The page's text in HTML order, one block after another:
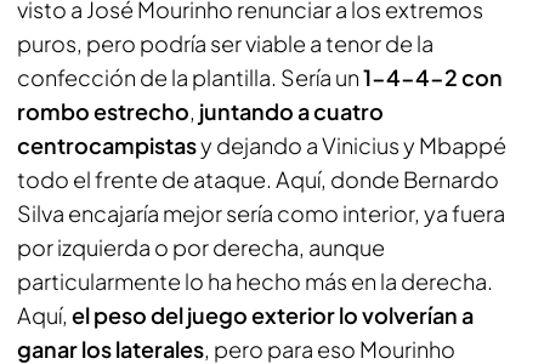
visto a José Mourinho renunciar a los extremos
puros, pero podría ser viable a tenor de la
confección de la plantilla. Sería un1-4-4-2 con
rombo estrecho, juntando a cuatro
centrocampistasy dejando a Vinicius y Mbappé
todo el frente de ataque. Aquí, donde Bernardo
Silva encajaría mejor sería como interior, ya fuera
por izquierda o por derecha, aunque
particularmente lo ha hecho más en la derecha.
Aquí, el peso del juego exterior lo volverían a
ganar los laterales, pero para eso Mourinho